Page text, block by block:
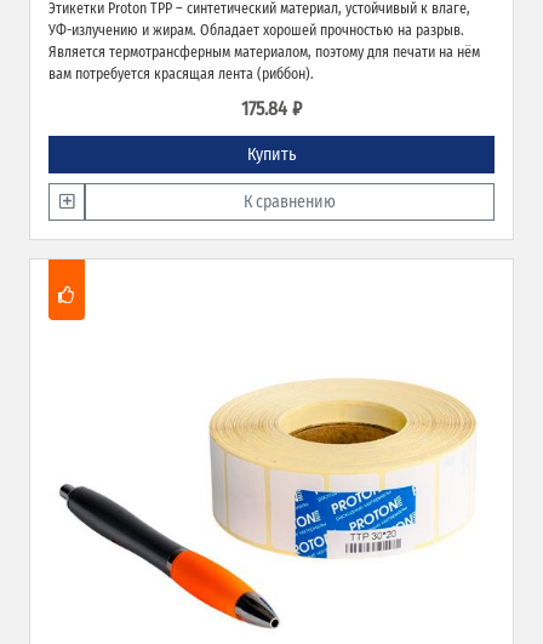
Этикетки Proton TPP – синтетический материал, устойчивый к влаге,
УФ-излучению и жирам. Обладает хорошей прочностью на разрыв.
Является термотрансферным материалом, поэтому для печати на нём
вам потребуется красящая лента (риббон).
175.84 ₽
Купить
К сравнению